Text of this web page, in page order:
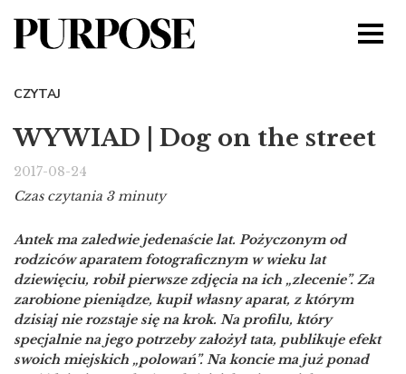
CZYTAJ
WYWIAD | Dog on the street
2017-08-24
Czas czytania 3 minuty
Antek ma zaledwie jedenaście lat. Pożyczonym od
rodziców aparatem fotograficznym w wieku lat
dziewięciu, robił pierwsze zdjęcia na ich „zlecenie”. Za
zarobione pieniądze, kupił własny aparat, z którym
dzisiaj nie rozstaje się na krok. Na profilu, który
specjalnie na jego potrzeby założył tata, publikuje efekt
swoich miejskich „polowań”. Na koncie ma już ponad